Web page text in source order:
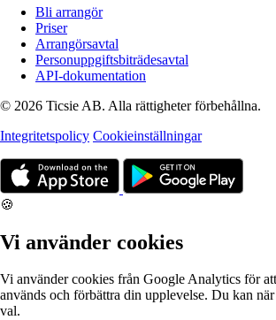
Bli arrangör
Priser
Arrangörsavtal
Personuppgiftsbiträdesavtal
API-dokumentation
© 2026 Ticsie AB. Alla rättigheter förbehållna.
Integritetspolicy Cookieinställningar
🍪
Vi använder cookies
Vi använder cookies från Google Analytics för
används och förbättra din upplevelse. Du kan
val.